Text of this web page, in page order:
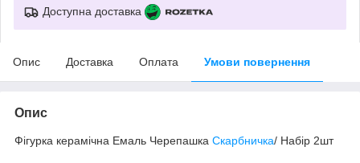
Доступна доставка
Опис Доставка Оплата Умови повернення
Опис
Фігурка керамічна Емаль Черепашка Скарбничка/ Набір 2шт